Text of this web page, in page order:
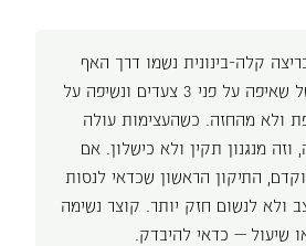
קלה-בינונית נשמו דרך האף
בקצב קבוע — למשל שאיפה על פני 3 צעדים ונשיפה על
ולא מהחזה. כשהעצימות עולה
מנגנון תקין ולא כישלון. אם
התיקון הראשון שכדאי לנסות
לנשום חזק יותר. קוצר נשימה
שיעול — כדאי להיבדק.